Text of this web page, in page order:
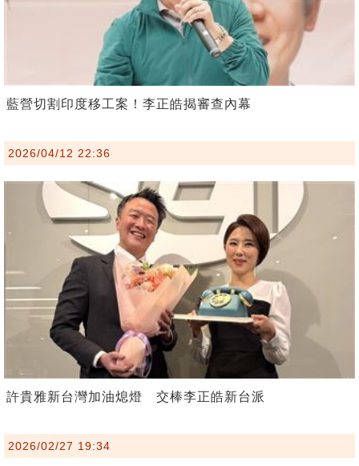
藍營切割印度移工案！李正皓揭審查內幕
2026/04/12 22:36
許貴雅新台灣加油熄燈 交棒李正皓新台派
2026/02/27 19:34